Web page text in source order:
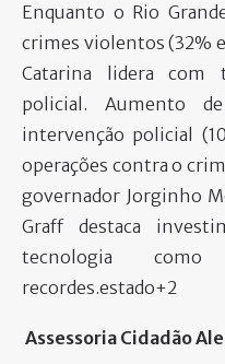
Enquanto o Rio
crimes violentos (32%
Catarina lidera com
policial. Aumento
intervenção policial
operações contra o
governador Jorginho
Graff destaca
tecnologia
recordes.estado+2​
Assessoria Cidadão